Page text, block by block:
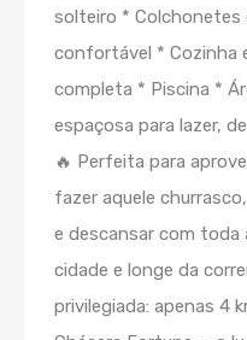
solteiro * Colchonetes
confortável * Cozinha
completa * Piscina *
espaçosa para lazer,
🔥 Perfeita para
fazer aquele
e descansar com toda
cidade e longe da
privilegiada: apenas 4